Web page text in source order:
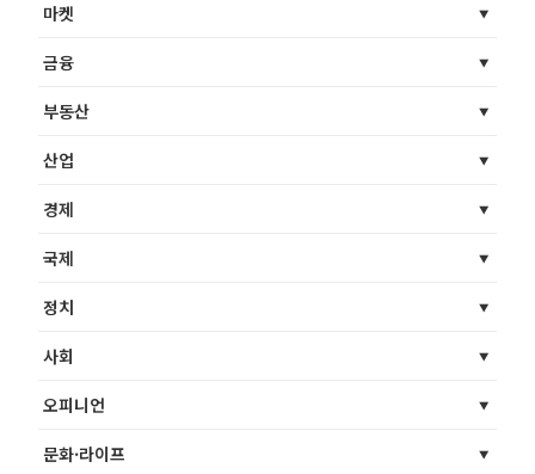
마켓
금융
부동산
산업
경제
국제
정치
사회
오피니언
문화·라이프